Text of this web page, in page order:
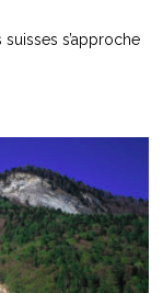
s’approche